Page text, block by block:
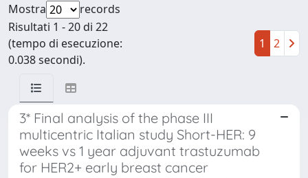
Mostra
records
Risultati 1 - 20 di 22
(tempo di esecuzione:
0.038 secondi).
1 2
3* Final analysis of the phase III
multicentric Italian study Short-HER: 9
weeks vs 1 year adjuvant trastuzumab
for HER2+ early breast cancer